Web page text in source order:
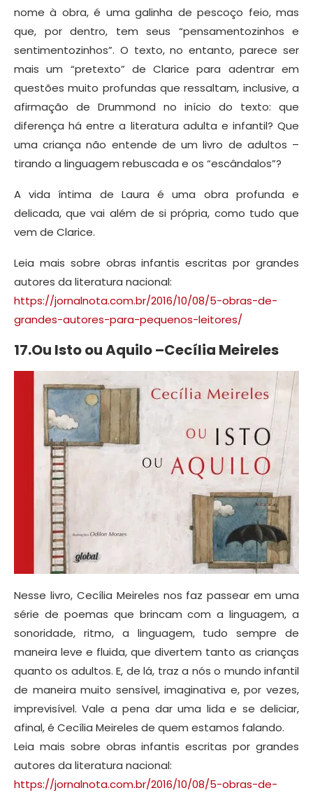
nome à obra, é uma galinha de pescoço feio, mas
que, por dentro, tem seus “pensamentozinhos e
sentimentozinhos”. O texto, no entanto, parece ser
mais um “pretexto” de Clarice para adentrar em
questões muito profundas que ressaltam, inclusive, a
afirmação de Drummond no início do texto: que
diferença há entre a literatura adulta e infantil? Que
uma criança não entende de um livro de adultos –
tirando a linguagem rebuscada e os “escândalos”?
A vida íntima de Laura é uma obra profunda e
delicada, que vai além de si própria, como tudo que
vem de Clarice.
Leia mais sobre obras infantis escritas por grandes
autores da literatura nacional:
https://jornalnota.com.br/2016/10/08/5-obras-de-
grandes-autores-para-pequenos-leitores/
17.Ou Isto ou Aquilo –Cecília Meireles
Nesse livro, Cecília Meireles nos faz passear em uma
série de poemas que brincam com a linguagem, a
sonoridade, ritmo, a linguagem, tudo sempre de
maneira leve e fluida, que divertem tanto as crianças
quanto os adultos. E, de lá, traz a nós o mundo infantil
de maneira muito sensível, imaginativa e, por vezes,
imprevisível. Vale a pena dar uma lida e se deliciar,
afinal, é Cecília Meireles de quem estamos falando.
Leia mais sobre obras infantis escritas por grandes
autores da literatura nacional:
https://jornalnota.com.br/2016/10/08/5-obras-de-